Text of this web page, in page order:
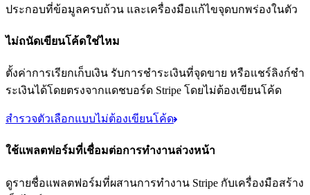
ประกอบที่ข้อมูลครบถ้วน และเครื่องมือแก้ไขจุดบกพร่องในตัว
ไม่ถนัดเขียนโค้ดใช่ไหม
ตั้งค่าการเรียกเก็บเงิน รับการชำระเงินที่จุดขาย หรือแชร์ลิงก์ชํา
ระเงินได้โดยตรงจากแดชบอร์ด Stripe โดยไม่ต้องเขียนโค้ด
สำรวจตัวเลือกแบบไม่ต้องเขียนโค้ด
ใช้แพลตฟอร์มที่เชื่อมต่อการทำงานล่วงหน้า
ดูรายชื่อแพลตฟอร์มที่ผสานการทำงาน Stripe กับเครื่องมือสร้าง